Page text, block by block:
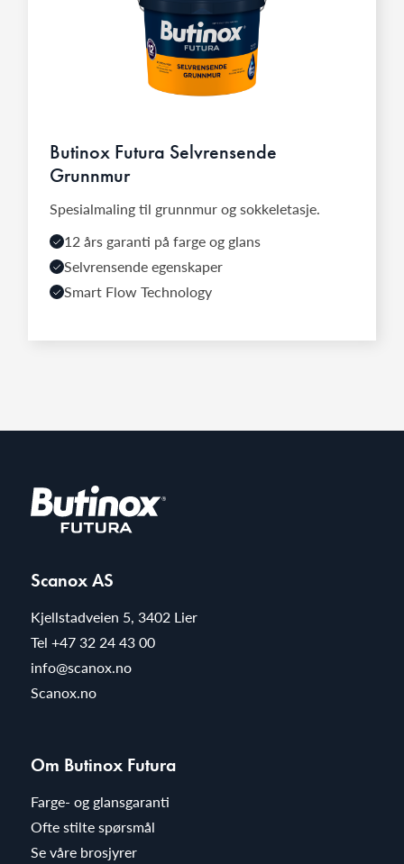
Butinox Futura Selvrensende
Grunnmur
Spesialmaling til grunnmur og sokkeletasje.
12 års garanti på farge og glans
Selvrensende egenskaper
Smart Flow Technology
Scanox AS
Kjellstadveien 5, 3402 Lier
Tel +47 32 24 43 00
info@scanox.no
Scanox.no
Om Butinox Futura
Farge- og glansgaranti
Ofte stilte spørsmål
Se våre brosjyrer